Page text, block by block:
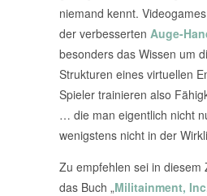
niemand kennt.
der verbesserten Auge-
besonders das Wissen um
Strukturen eines virtuellen
Spieler trainieren also
… die man eigentlich nicht
wenigstens nicht in der
Zu empfehlen sei in diesem
das Buch „Militainment,